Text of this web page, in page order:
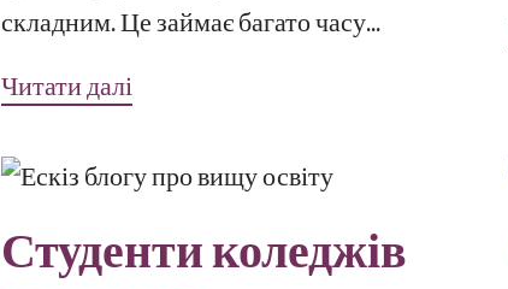
складним. Це займає багато часу...
Читати далі
Студенти коледжів